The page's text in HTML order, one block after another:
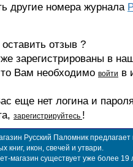
другие номера журнала
отзыв ?
зарегистрированы в
Вам необходимо войти в
еще нет логина и
зарегистрируйтесь !
Русский Паломник
книг, икон, свечей и утвари.
магазин существует уже более 19